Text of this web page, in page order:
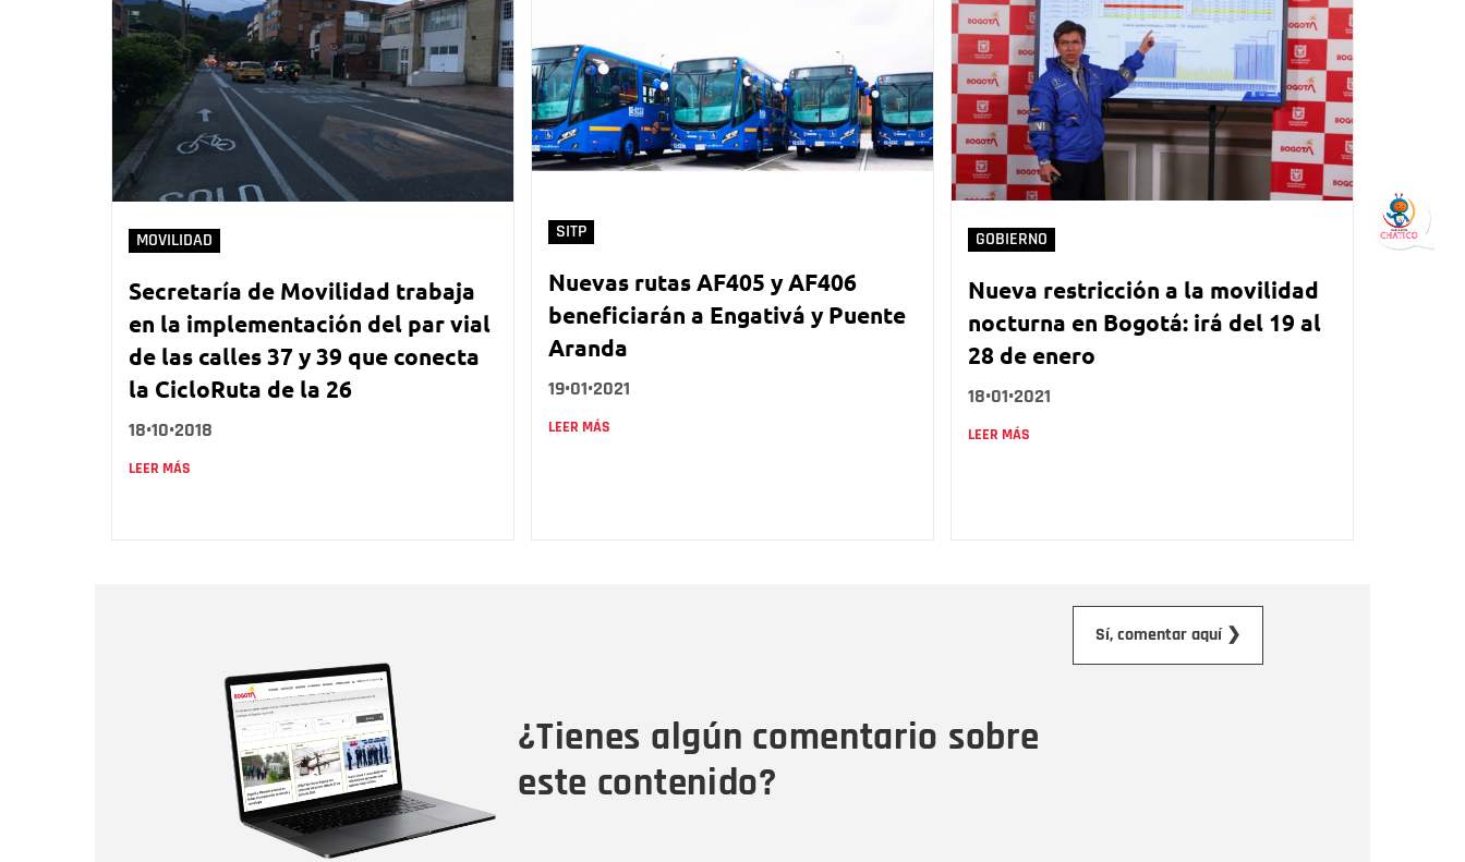
MOVILIDAD
Secretaría de Movilidad trabaja
en la implementación del par vial
de las calles 37 y 39 que conecta
la CicloRuta de la 26
18•10•2018
LEER MÁS
SITP
Nuevas rutas AF405 y AF406
beneficiarán a Engativá y Puente
Aranda
19•01•2021
LEER MÁS
GOBIERNO
Nueva restricción a la movilidad
nocturna en Bogotá: irá del 19 al
28 de enero
18•01•2021
LEER MÁS
¿Tienes algún comentario sobre
este contenido?
Sí, comentar aquí ❯